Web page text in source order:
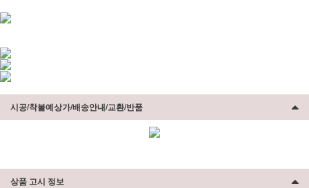
시공/착불예상가/배송안내/교환/반품
상품 고시 정보